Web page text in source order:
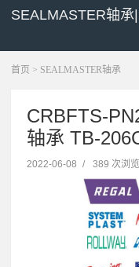
SEALMASTER轴
首页 > SEALMASTER轴承
CRBFTS-
轴承 TB-
2022-06-08 / 389 次浏览